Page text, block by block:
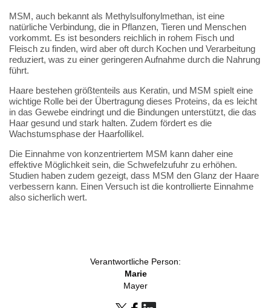
MSM, auch bekannt als Methylsulfonylmethan, ist eine
natürliche Verbindung, die in Pflanzen, Tieren und Menschen
vorkommt. Es ist besonders reichlich in rohem Fisch und
Fleisch zu finden, wird aber oft durch Kochen und Verarbeitung
reduziert, was zu einer geringeren Aufnahme durch die Nahrung
führt.
Haare bestehen größtenteils aus Keratin, und MSM spielt eine
wichtige Rolle bei der Übertragung dieses Proteins, da es leicht
in das Gewebe eindringt und die Bindungen unterstützt, die das
Haar gesund und stark halten. Zudem fördert es die
Wachstumsphase der Haarfollikel.
Die Einnahme von konzentriertem MSM kann daher eine
effektive Möglichkeit sein, die Schwefelzufuhr zu erhöhen.
Studien haben zudem gezeigt, dass MSM den Glanz der Haare
verbessern kann. Einen Versuch ist die kontrollierte Einnahme
also sicherlich wert.
Verantwortliche Person:
Marie
Mayer